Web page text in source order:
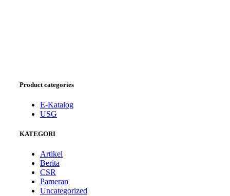
Product categories
E-Katalog
USG
KATEGORI
Artikel
Berita
CSR
Pameran
Uncategorized